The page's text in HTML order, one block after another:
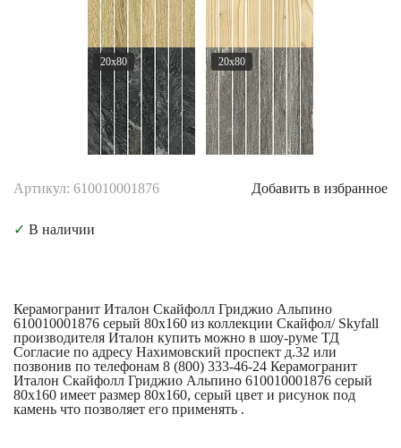
20x80 20x80
Артикул: 610010001876 Добавить в избранное
✓ В наличии
Керамогранит Италон Скайфолл Гриджио Альпино
610010001876 серый 80x160 из коллекции Скайфол/ Skyfall
производителя Италон купить можно в шоу-руме ТД
Согласие по адресу Нахимовский проспект д.32 или
позвонив по телефонам 8 (800) 333-46-24 Керамогранит
Италон Скайфолл Гриджио Альпино 610010001876 серый
80x160 имеет размер 80x160, серый цвет и рисунок под
камень что позволяет его применять .